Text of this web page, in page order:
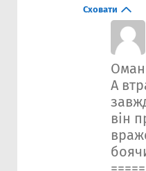
Сховати
А
він